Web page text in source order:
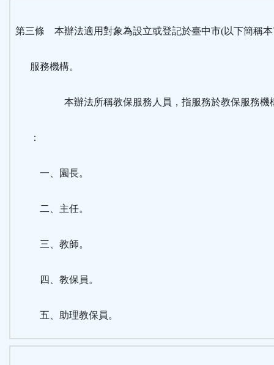
第三條 本辦法適用對象為設立或登記於臺中市(以下簡稱
服務機構。
本辦法所稱教保服務人員，指服務於教保服務機
：
一、園長。
二、主任。
三、教師。
四、教保員。
五、助理教保員。